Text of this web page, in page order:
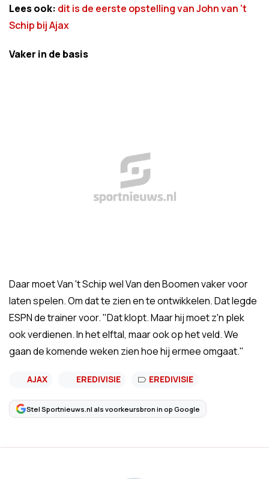
Lees ook: dit is de eerste opstelling van John van 't
Schip bij Ajax
Vaker in de basis
Daar moet Van 't Schip wel Van den Boomen vaker voor
laten spelen. Om dat te zien en te ontwikkelen. Dat legde
ESPN de trainer voor. "Dat klopt. Maar hij moet z'n plek
ook verdienen. In het elftal, maar ook op het veld. We
gaan de komende weken zien hoe hij ermee omgaat."
AJAX EREDIVISIE EREDIVISIE
Stel Sportnieuws.nl als voorkeursbron in op Google